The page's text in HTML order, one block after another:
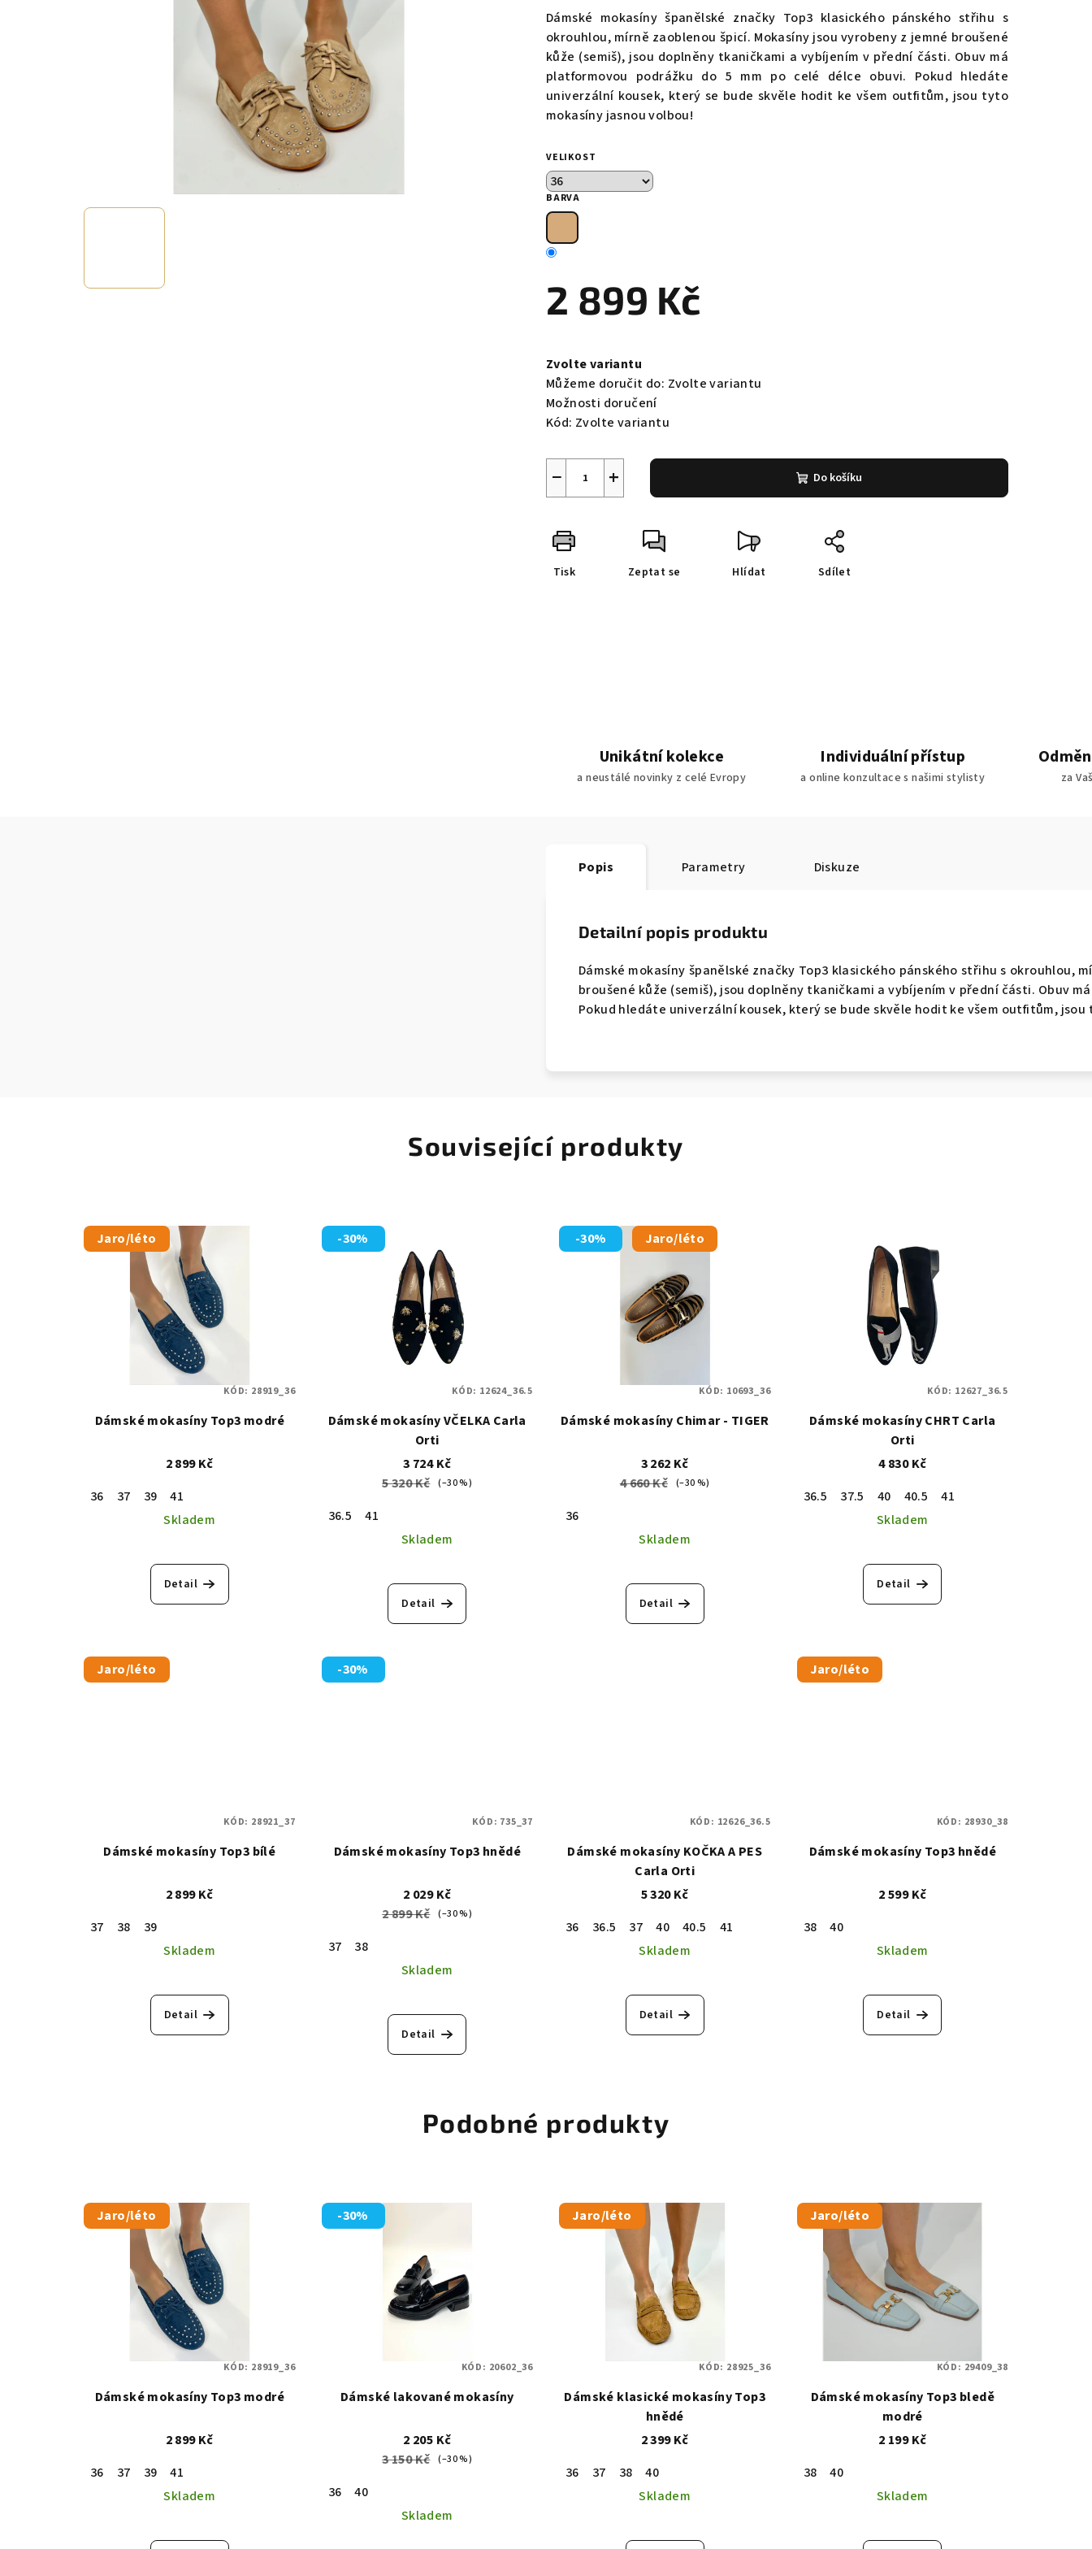
produktu
je
0,0
5
hvězdiček.
Dámské mokasíny španělské značky Top3 klasického pánského střihu s
okrouhlou, mírně zaoblenou špicí. Mokasíny jsou vyrobeny z jemné broušené
kůže (semiš), jsou doplněny tkaničkami a vybíjením v přední části. Obuv má
platformovou podrážku do 5 mm po celé délce obuvi. Pokud hledáte
univerzální kousek, který se bude skvěle hodit ke všem outfitům, jsou tyto
mokasíny jasnou volbou!
VELIKOST
BARVA
2 899 Kč
cena:
Zvolte variantu
Můžeme doručit do: Zvolte variantu
Možnosti doručení
Kód: Zvolte variantu
+
− Do košíku
Tisk Zeptat se Hlídat Sdílet
Unikátní kolekce
a neustálé novinky z celé Evropy
Individuální přístup
a online konzultace s našimi stylisty za
Popis Parametry Diskuze
Detailní popis produktu
Dámské mokasíny španělské značky Top3 klasického pánského střihu s okrouhlou,
broušené kůže (semiš), jsou doplněny tkaničkami a vybíjením v přední části. Obuv
Pokud hledáte univerzální kousek, který se bude skvěle hodit ke všem outfitům,
Související produkty
Jaro/léto
Dámské mokasíny Top3 modré
2 899 Kč
36
37 39
41
Skladem
Detail
KÓD: 28919_36
-30%
Dámské mokasíny VČELKA Carla
Orti
3 724 Kč
5 320 Kč (–30 %)
36.5
41
Skladem
Detail
KÓD: 12624_36.5
-30% Jaro/léto
Dámské mokasíny Chimar - TIGER
3 262 Kč
4 660 Kč (–30 %)
36
Skladem
Detail
KÓD: 10693_36
Dámské mokasíny CHRT Carla
Orti
4 830 Kč
36.5
37.5 40 40.5
41
Skladem
Detail
KÓD: 12627_36.5
Jaro/léto
Dámské mokasíny Top3 bílé
2 899 Kč
37
38
39
Skladem
Detail
KÓD: 28921_37
-30%
Dámské mokasíny Top3 hnědé
2 029 Kč
2 899 Kč (–30 %)
37
38
Skladem
Detail
KÓD: 735_37
Dámské mokasíny KOČKA A PES
Carla Orti
5 320 Kč
36
36.5 37 40 40.5
41
Skladem
Detail
KÓD: 12626_36.5
Jaro/léto
Dámské mokasíny Top3 hnědé
2 599 Kč
38
40
Skladem
Detail
KÓD: 28930_38
Podobné produkty
Jaro/léto
Dámské mokasíny Top3 modré
2 899 Kč
36
37 39
41
Skladem
KÓD: 28919_36
-30%
Dámské lakované mokasíny
2 205 Kč
3 150 Kč (–30 %)
36
40
Skladem
KÓD: 20602_36
Jaro/léto
Dámské klasické mokasíny Top3
hnědé
2 399 Kč
36
37 38
40
Skladem
KÓD: 28925_36
Jaro/léto
Dámské mokasíny Top3 bledě
modré
2 199 Kč
38
40
Skladem
KÓD: 29409_38